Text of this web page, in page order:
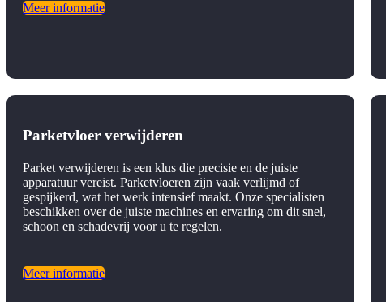
Meer informatie
Parketvloer verwijderen
Parket verwijderen is een klus die precisie en de juiste
apparatuur vereist. Parketvloeren zijn vaak verlijmd of
gespijkerd, wat het werk intensief maakt. Onze specialisten
beschikken over de juiste machines en ervaring om dit snel,
schoon en schadevrij voor u te regelen.
Meer informatie